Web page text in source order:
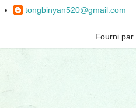
tongbinyan520@gmail.com
Fourni par